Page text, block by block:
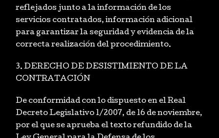
reflejados junto a la información de los
servicios contratados, información adicional
para garantizar la seguridad y evidencia de la
correcta realización del procedimiento.
3. DERECHO DE DESISTIMIENTO DE LA
CONTRATACIÓN
De conformidad con lo dispuesto en el Real
Decreto Legislativo 1/2007, de 16 de noviembre,
por el que se aprueba el texto refundido de la